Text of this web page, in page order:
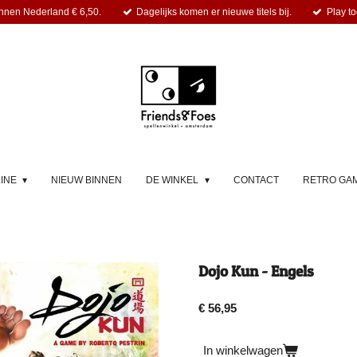
Nederland € 6,50. Dagelijks komen er nieuwe titels bij. Play
NIEUW BINNEN DE WINKEL CONTACT RETRO
Dojo Kun - Engels
€ 56,95
In winkelwagen